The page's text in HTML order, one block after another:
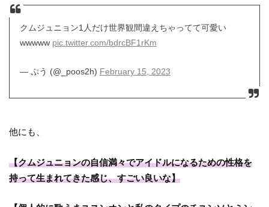
クムジュニョン1人だけ世界観間違えちゃってて可愛い
wwwww pic.twitter.com/bdrcBF1rKm
— ぷう (@_poos2h) February 15, 2023
他にも、
【クムジュニョンの自信満々でアイドルになるための性格を
持って生まれてきた感じ、すごい良いな】